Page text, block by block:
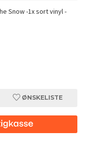
Snow -1x sort vinyl -
ØNSKELISTE